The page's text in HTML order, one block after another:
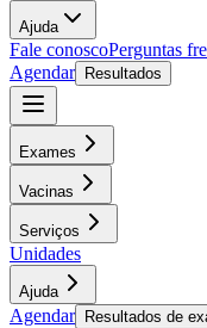
Ajuda
Fale conoscoPerguntas
Agendar
Resultados
Exames
Vacinas
Serviços
Unidades
Ajuda
Agendar Resultados de